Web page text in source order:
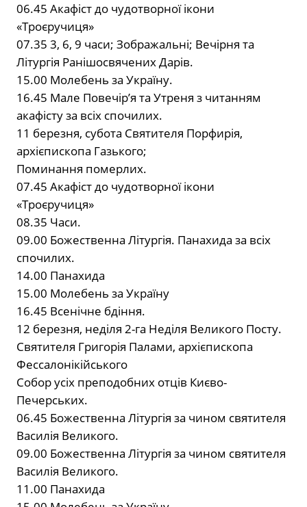
06.45 Акафіст до чудотворної ікони
«Троєручиця»
07.35 3, 6, 9 часи; Зображальні; Вечірня та
Літургія Ранішосвячених Дарів.
15.00 Молебень за Україну.
16.45 Мале Повечір’я та Утреня з читанням
акафісту за всіх спочилих.
11 березня, субота Святителя Порфирія,
архієпископа Газького;
Поминання померлих.
07.45 Акафіст до чудотворної ікони
«Троєручиця»
08.35 Часи.
09.00 Божественна Літургія. Панахида за всіх
спочилих.
14.00 Панахида
15.00 Молебень за Україну
16.45 Всенічне бдіння.
12 березня, неділя 2-га Неділя Великого Посту.
Святителя Григорія Палами, архієпископа
Фессалонікійського
Собор усіх преподобних отців Києво-
Печерських.
06.45 Божественна Літургія за чином святителя
Василія Великого.
09.00 Божественна Літургія за чином святителя
Василія Великого.
11.00 Панахида